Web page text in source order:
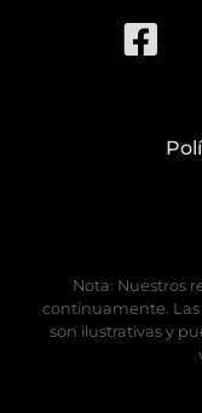
Nota: Nuestros
continuamente. Las
son ilustrativas y